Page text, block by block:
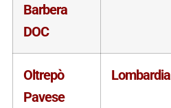
Barbera
DOC
Oltrepò
Pavese
Lombardia